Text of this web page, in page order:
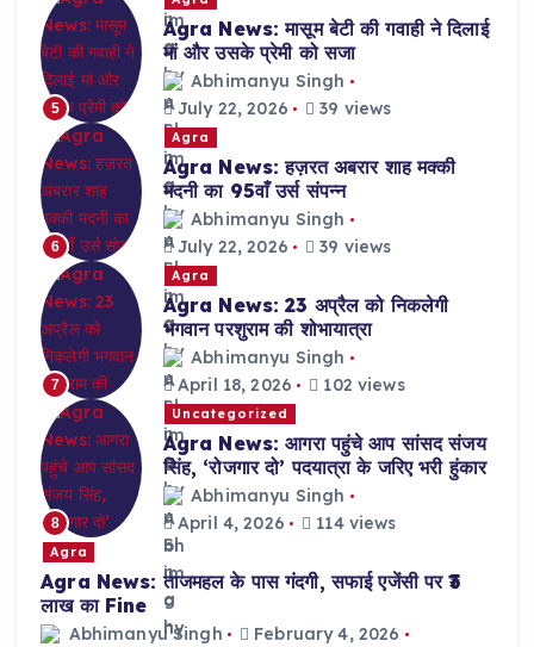
5
Agra News: मासूम बेटी की गवाही ने दिलाई
मां और उसके प्रेमी को सजा
Abhimanyu Singh
July 22, 2026
39 views
6
Agra
Agra News: हज़रत अबरार शाह मक्की
मदनी का 95वाँ उर्स संपन्न
Abhimanyu Singh
July 22, 2026
39 views
7
Agra
Agra News: 23 अप्रैल को निकलेगी
भगवान परशुराम की शोभायात्रा
Abhimanyu Singh
April 18, 2026
102 views
8
Uncategorized
Agra News: आगरा पहुंचे आप सांसद संजय
सिंह, ‘रोजगार दो’ पदयात्रा के जरिए भरी हुंकार
Abhimanyu Singh
April 4, 2026
114 views
Agra
Agra News: ताजमहल के पास गंदगी, सफाई एजेंसी पर ₹3
लाख का Fine
Abhimanyu Singh
February 4, 2026